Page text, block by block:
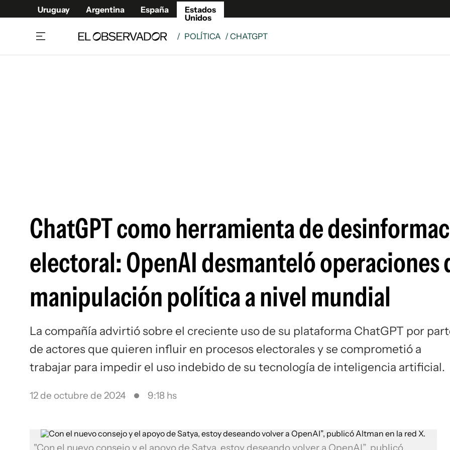
Uruguay Argentina España
Estados
Unidos
/ POLÍTICA / CHATGPT
ChatGPT como herramienta de
electoral: OpenAI desmanteló operaciones
manipulación política a nivel mundial
La compañía advirtió sobre el creciente uso de su plataforma ChatGPT por
de actores que quieren influir en procesos electorales y se comprometió a
trabajar para impedir el uso indebido de su tecnología de inteligencia artificial.
12 de octubre de 2024 9:18 hs